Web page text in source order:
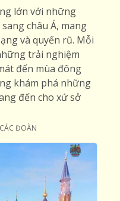
lớn với những
châu Á, mang
và quyến rũ. Mỗi
trải nghiệm
đến mùa đông
khám phá những
đến cho xứ sở
ĐOÀN